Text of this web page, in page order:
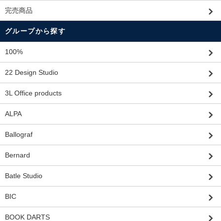
完売商品
グループから探す
100%
22 Design Studio
3L Office products
ALPA
Ballograf
Bernard
Batle Studio
BIC
BOOK DARTS